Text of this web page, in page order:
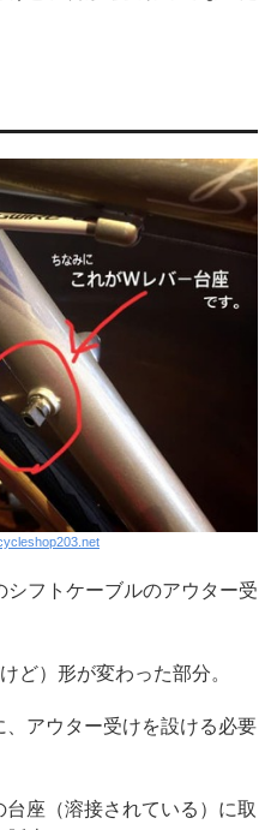
フトケーブルのアウター受
ど）形が変わった部分。
アウター受けを設ける必要
座（溶接されている）に取